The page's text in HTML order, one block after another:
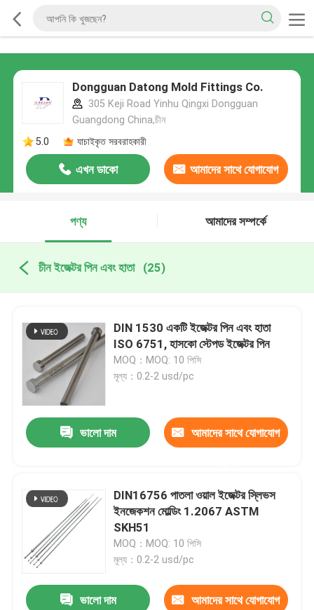
Dongguan Datong Mold Fittings Co.
305 Keji Road Yinhu Qingxi Dongguan
Guangdong China,চীন
5.0
যাচাইকৃত সরবরাহকারী
এখন ডাকো আমাদের সাথে যোগাযোগ
পণ্য
আমাদের সম্পর্কে
চীন ইজেক্টর পিন এবং হাতা (25)
DIN 1530 একটি ইজেক্টর পিন এবং হাতা
ISO 6751, হাসকো স্টেপড ইজেক্টর পিন
MOQ：MOQ: 10 পিসি
মূল্য：0.2-2 usd/pc
ভালো দাম আমাদের সাথে যোগাযোগ
DIN16756 পাতলা ওয়াল ইজেক্টর স্লিভস
ইনজেকশন মোল্ডিং 1.2067 ASTM
SKH51
MOQ：MOQ: 10 পিসি
মূল্য：0.2-2 usd/pc
ভালো দাম আমাদের সাথে যোগাযোগ